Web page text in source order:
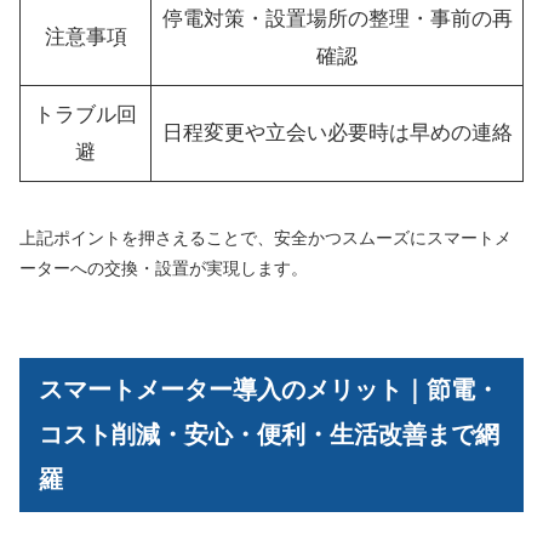
注意事項
停電対策・設置場所の整理・事前の再
確認
トラブル回
避
日程変更や立会い必要時は早めの連絡
上記ポイントを押さえることで、安全かつスムーズにスマートメ
ーターへの交換・設置が実現します。
スマートメーター導入のメリット｜節電・
コスト削減・安心・便利・生活改善まで網
羅